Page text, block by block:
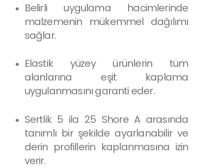
Belirli uygulama hacimlerinde
malzemenin mükemmel dağılımı
sağlar.
Elastik yüzey ürünlerin tüm
alanlarına eşit kaplama
uygulanmasını garanti eder.
Sertlik 5 ila 25 Shore A arasında
tanımlı bir şekilde ayarlanabilir ve
derin profillerin kaplanmasına izin
verir.